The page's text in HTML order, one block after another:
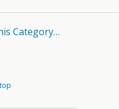
Category…